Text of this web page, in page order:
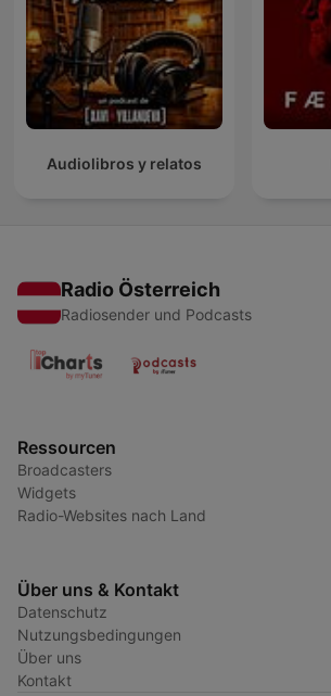
Audiolibros y relatos
Radio Österreich
Radiosender und Podcasts
Ressourcen
Broadcasters
Widgets
Radio-Websites nach Land
Über uns & Kontakt
Datenschutz
Nutzungsbedingungen
Über uns
Kontakt